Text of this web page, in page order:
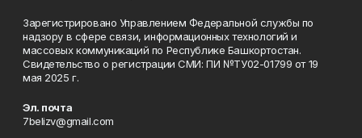
Зарегистрировано Управлением Федеральной службы по
надзору в сфере связи, информационных технологий и
массовых коммуникаций по Республике Башкортостан.
Свидетельство о регистрации СМИ: ПИ №ТУ02-01799 от 19
мая 2025 г.
Эл. почта
7belizv@gmail.com